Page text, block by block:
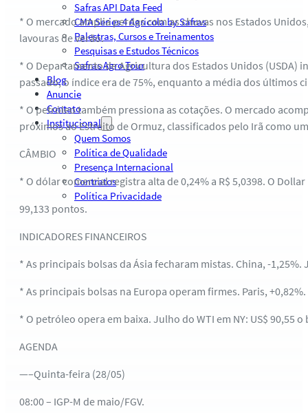
Safras API Data Feed
CMA Series 4 Agrícola by Safras
Palestras, Cursos e Treinamentos
Pesquisas e Estudos Técnicos
Safras Agro Tour
Blog
Anuncie
Contato
Institucional
Quem Somos
Política de Qualidade
Presença Internacional
Contratos
Política Privacidade
* O mercado amplia perdas com as chuvas nos Estados
lavouras de verão.
* O Departamento de Agricultura dos Estados Unidos
passado, o índice era de 75%, enquanto a média dos últimos
* O petróleo também pressiona as cotações. O mercado
próximos ao Estreito de Ormuz, classificados pelo Irã como
CÂMBIO
* O dólar comercial registra alta de 0,24% a R$ 5,0398. O
99,133 pontos.
INDICADORES FINANCEIROS
* As principais bolsas da Ásia fecharam mistas. China, -1,25%.
* As principais bolsas na Europa operam firmes. Paris,
* O petróleo opera em baixa. Julho do WTI em NY: US$ 90,55
AGENDA
—–Quinta-feira (28/05)
08:00 – IGP-M de maio/FGV.